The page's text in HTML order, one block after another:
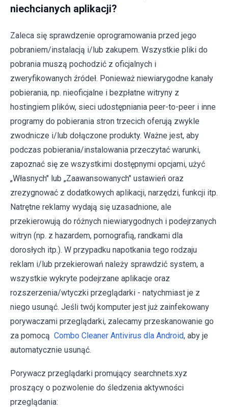
niechcianych aplikacji?
Zaleca się sprawdzenie oprogramowania przed jego
pobraniem/instalacją i/lub zakupem. Wszystkie pliki do
pobrania muszą pochodzić z oficjalnych i
zweryfikowanych źródeł. Ponieważ niewiarygodne kanały
pobierania, np. nieoficjalne i bezpłatne witryny z
hostingiem plików, sieci udostępniania peer-to-peer i inne
programy do pobierania stron trzecich oferują zwykle
zwodnicze i/lub dołączone produkty. Ważne jest, aby
podczas pobierania/instalowania przeczytać warunki,
zapoznać się ze wszystkimi dostępnymi opcjami, użyć
„Własnych" lub „Zaawansowanych" ustawień oraz
zrezygnować z dodatkowych aplikacji, narzędzi, funkcji itp.
Natrętne reklamy wydają się uzasadnione, ale
przekierowują do różnych niewiarygodnych i podejrzanych
witryn (np. z hazardem, pornografią, randkami dla
dorosłych itp.). W przypadku napotkania tego rodzaju
reklam i/lub przekierowań należy sprawdzić system, a
wszystkie wykryte podejrzane aplikacje oraz
rozszerzenia/wtyczki przeglądarki - natychmiast je z
niego usunąć. Jeśli twój komputer jest już zainfekowany
porywaczami przeglądarki, zalecamy przeskanowanie go
za pomocą Combo Cleaner Antivirus dla Android, aby je
automatycznie usunąć.
Porywacz przeglądarki promujący searchnets.xyz
proszący o pozwolenie do śledzenia aktywności
przeglądania: